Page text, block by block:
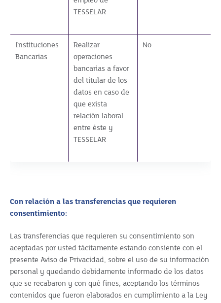
TESSELAR
Instituciones
Bancarias
Realizar
operaciones
bancarias a favor
del titular de los
datos en caso de
que exista
relación laboral
entre éste y
TESSELAR
No
Con relación a las transferencias que requieren
consentimiento:
Las transferencias que requieren su consentimiento son
aceptadas por usted tácitamente estando consiente con el
presente Aviso de Privacidad, sobre el uso de su información
personal y quedando debidamente informado de los datos
que se recabaron y con qué fines, aceptando los términos
contenidos que fueron elaborados en cumplimiento a la Ley